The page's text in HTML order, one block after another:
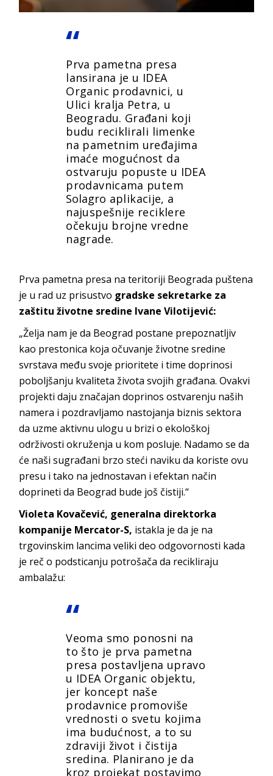
Prva pametna presa
lansirana je u IDEA
Organic prodavnici, u
Ulici kralja Petra, u
Beogradu. Građani koji
budu reciklirali limenke
na pametnim uređajima
imaće mogućnost da
ostvaruju popuste u IDEA
prodavnicama putem
Solagro aplikacije, a
najuspešnije reciklere
očekuju brojne vredne
nagrade.
Prva pametna presa na teritoriji Beograda puštena
je u rad uz prisustvo gradske sekretarke za
zaštitu životne sredine Ivane Vilotijević:
„Želja nam je da Beograd postane prepoznatljiv
kao prestonica koja očuvanje životne sredine
svrstava među svoje prioritete i time doprinosi
poboljšanju kvaliteta života svojih građana. Ovakvi
projekti daju značajan doprinos ostvarenju naših
namera i pozdravljamo nastojanja biznis sektora
da uzme aktivnu ulogu u brizi o ekološkoj
održivosti okruženja u kom posluje. Nadamo se da
će naši sugrađani brzo steći naviku da koriste ovu
presu i tako na jednostavan i efektan način
doprineti da Beograd bude još čistiji.“
Violeta Kovačević, generalna direktorka
kompanije Mercator-S, istakla je da je na
trgovinskim lancima veliki deo odgovornosti kada
je reč o podsticanju potrošača da recikliraju
ambalažu:
Veoma smo ponosni na
to što je prva pametna
presa postavljena upravo
u IDEA Organic objektu,
jer koncept naše
prodavnice promoviše
vrednosti o svetu kojima
ima budućnost, a to su
zdraviji život i čistija
sredina. Planirano je da
kroz projekat postavimo